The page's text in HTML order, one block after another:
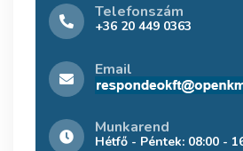
Telefonszám
+36 20 449 0363
Email
Munkarend
Hétfő - Péntek: 08:00 -